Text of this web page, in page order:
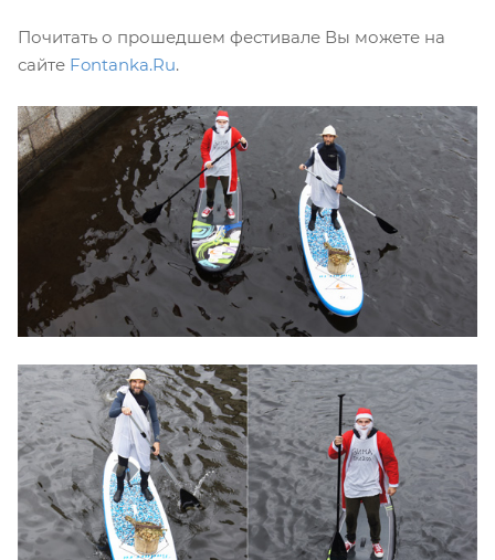
Почитать о прошедшем фестивале Вы можете на
сайте Fontanka.Ru.